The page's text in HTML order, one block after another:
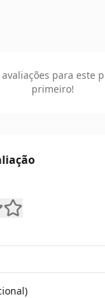
para este
primeiro!